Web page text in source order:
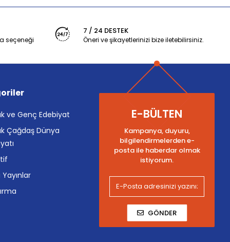
seçeneği
7 / 24 DESTEK
Öneri ve şikayetlerinizi bize iletebilirsiniz.
ve Genç Edebiyat
Çağdaş Dünya
Yayınlar
E-BÜLTEN
Kampanya, duyuru,
bilgilendirmelerden e-
posta ile haberdar olmak
istiyorum.
GÖNDER